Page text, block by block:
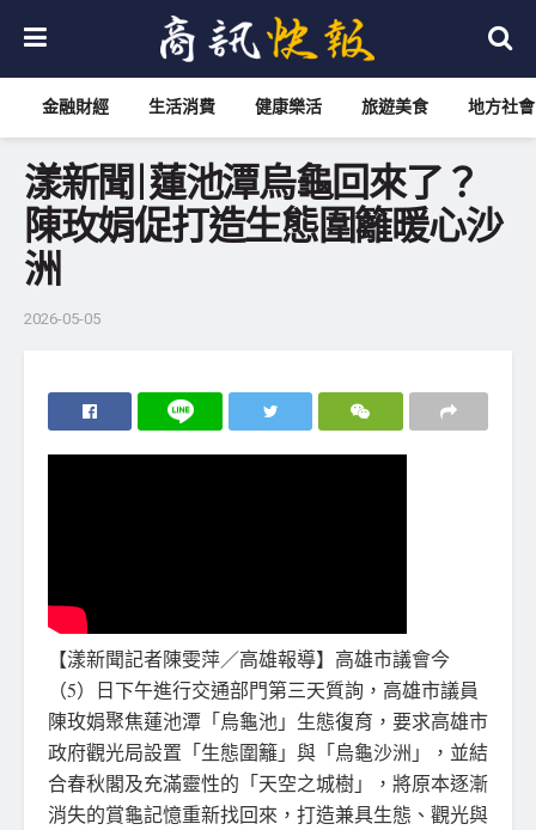
金融財經 生活消費 健康樂活 旅遊美食 地方社會
漾新聞|蓮池潭烏龜回來了？
陳玫娟促打造生態圍籬暖心沙
洲
2026-05-05
【漾新聞記者陳雯萍／高雄報導】高雄市議會今
（5）日下午進行交通部門第三天質詢，高雄市議員
陳玫娟聚焦蓮池潭「烏龜池」生態復育，要求高雄市
政府觀光局設置「生態圍籬」與「烏龜沙洲」，並結
合春秋閣及充滿靈性的「天空之城樹」，將原本逐漸
消失的賞龜記憶重新找回來，打造兼具生態、觀光與